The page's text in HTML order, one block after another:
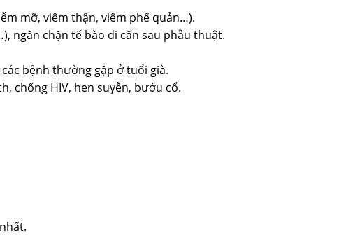
mỡ, viêm thận, viêm phế quản…).
ngăn chặn tế bào di căn sau phẫu thuật.
bệnh thường gặp ở tuổi già.
chống HIV, hen suyễn, bướu cổ.